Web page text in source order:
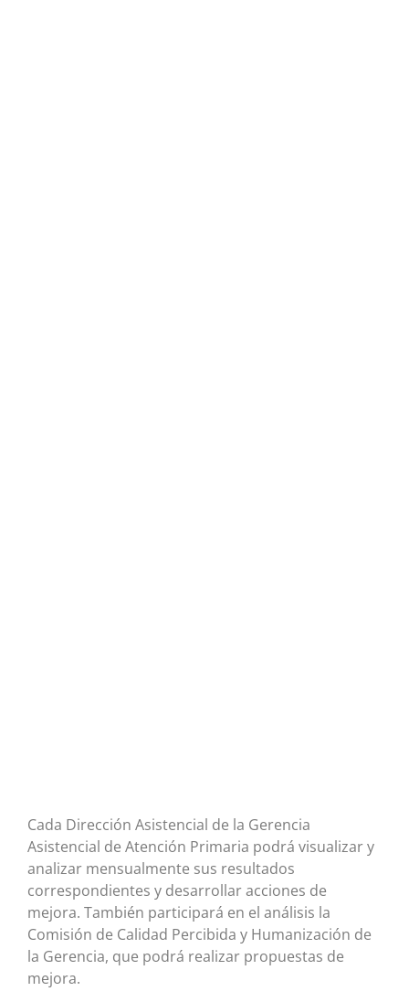
Cada Dirección Asistencial de la Gerencia
Asistencial de Atención Primaria podrá visualizar y
analizar mensualmente sus resultados
correspondientes y desarrollar acciones de
mejora. También participará en el análisis la
Comisión de Calidad Percibida y Humanización de
la Gerencia, que podrá realizar propuestas de
mejora.